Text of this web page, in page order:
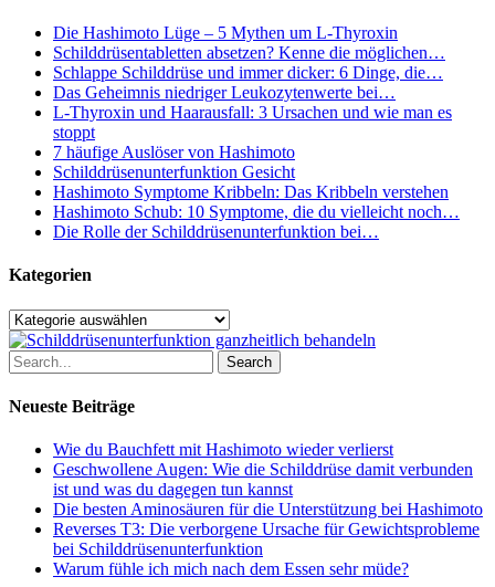
Bewältigung
Symptome,
Medikamente
verlassen
Die Hashimoto Lüge – 5 Mythen um L-Thyroxin
Schilddrüsentabletten absetzen? Kenne die möglichen…
Schlappe Schilddrüse und immer dicker: 6 Dinge, die…
Das Geheimnis niedriger Leukozytenwerte bei…
L-Thyroxin und Haarausfall: 3 Ursachen und wie man es
stoppt
7 häufige Auslöser von Hashimoto
Schilddrüsenunterfunktion Gesicht
Hashimoto Symptome Kribbeln: Das Kribbeln verstehen
Hashimoto Schub: 10 Symptome, die du vielleicht noch…
Die Rolle der Schilddrüsenunterfunktion bei…
Kategorien
Kategorien
Search
Neueste Beiträge
Wie du Bauchfett mit Hashimoto wieder verlierst
Geschwollene Augen: Wie die Schilddrüse damit verbunden
ist und was du dagegen tun kannst
Die besten Aminosäuren für die Unterstützung bei Hashimoto
Reverses T3: Die verborgene Ursache für Gewichtsprobleme
bei Schilddrüsenunterfunktion
Warum fühle ich mich nach dem Essen sehr müde?